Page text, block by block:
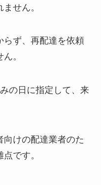
せん。
らず、再配達を依頼
。
の日に指定して、来
けの配達業者のた
です。